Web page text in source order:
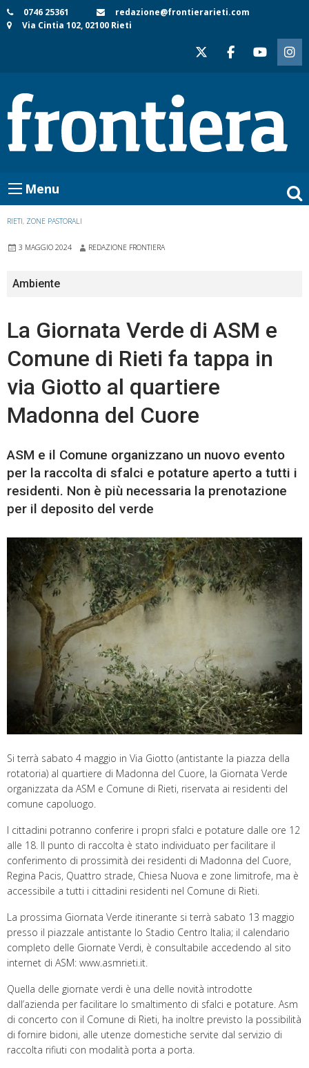
Skip
to
0746 25361
redazione@frontierarieti.com
Via Cintia 102, 02100 Rieti
Menu
RIETI, ZONE PASTORALI
3 MAGGIO 2024 REDAZIONE FRONTIERA
Ambiente
La Giornata Verde di ASM e
Comune di Rieti fa tappa in
via Giotto al quartiere
Madonna del Cuore
ASM e il Comune organizzano un nuovo evento
per la raccolta di sfalci e potature aperto a tutti i
residenti. Non è più necessaria la prenotazione
per il deposito del verde
Si terrà sabato 4 maggio in Via Giotto (antistante la piazza della
rotatoria) al quartiere di Madonna del Cuore, la Giornata Verde
organizzata da ASM e Comune di Rieti, riservata ai residenti del
comune capoluogo.
I cittadini potranno conferire i propri sfalci e potature dalle ore 12
alle 18. Il punto di raccolta è stato individuato per facilitare il
conferimento di prossimità dei residenti di Madonna del Cuore,
Regina Pacis, Quattro strade, Chiesa Nuova e zone limitrofe, ma è
accessibile a tutti i cittadini residenti nel Comune di Rieti.
La prossima Giornata Verde itinerante si terrà sabato 13 maggio
presso il piazzale antistante lo Stadio Centro Italia; il calendario
completo delle Giornate Verdi, è consultabile accedendo al sito
internet di ASM: www.asmrieti.it.
Quella delle giornate verdi è una delle novità introdotte
dall’azienda per facilitare lo smaltimento di sfalci e potature. Asm
di concerto con il Comune di Rieti, ha inoltre previsto la possibilità
di fornire bidoni, alle utenze domestiche servite dal servizio di
raccolta rifiuti con modalità porta a porta.